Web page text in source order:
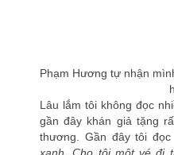
Phạm Hương tự nhận
Lâu lắm tôi không đọc
gần đây khán giả tặng
thương. Gần đây tôi đọc